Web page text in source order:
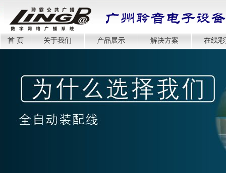
首 页 关于我们 产品展示 解决方案 在线